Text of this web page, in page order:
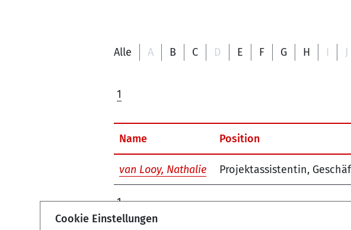
Alle A B C D E F G H I J
1
Name Position
van Looy, Nathalie Projektassistentin,
1
Cookie Einstellungen